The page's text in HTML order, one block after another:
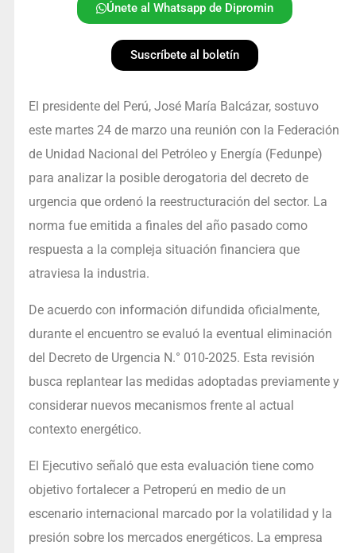
Únete al Whatsapp de Dipromin
Suscríbete al boletín
El presidente del Perú, José María Balcázar, sostuvo
este martes 24 de marzo una reunión con la Federación
de Unidad Nacional del Petróleo y Energía (Fedunpe)
para analizar la posible derogatoria del decreto de
urgencia que ordenó la reestructuración del sector. La
norma fue emitida a finales del año pasado como
respuesta a la compleja situación financiera que
atraviesa la industria.
De acuerdo con información difundida oficialmente,
durante el encuentro se evaluó la eventual eliminación
del Decreto de Urgencia N.° 010-2025. Esta revisión
busca replantear las medidas adoptadas previamente y
considerar nuevos mecanismos frente al actual
contexto energético.
El Ejecutivo señaló que esta evaluación tiene como
objetivo fortalecer a Petroperú en medio de un
escenario internacional marcado por la volatilidad y la
presión sobre los mercados energéticos. La empresa